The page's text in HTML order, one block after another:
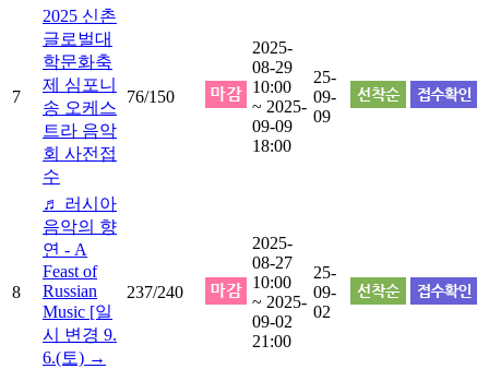
7
2025 신촌
글로벌대
학문화축
제 심포니
송 오케스
트라 음악
회 사전접
수
76/150
2025-
08-29
10:00
~ 2025-
09-09
18:00
25-
09-
09
8
♬ 러시아
음악의 향
연 - A
Feast of
Russian
Music [일
시 변경 9.
6.(토) →
237/240
2025-
08-27
10:00
~ 2025-
09-02
21:00
25-
09-
02